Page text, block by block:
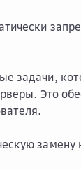
задачи,
Это
замену